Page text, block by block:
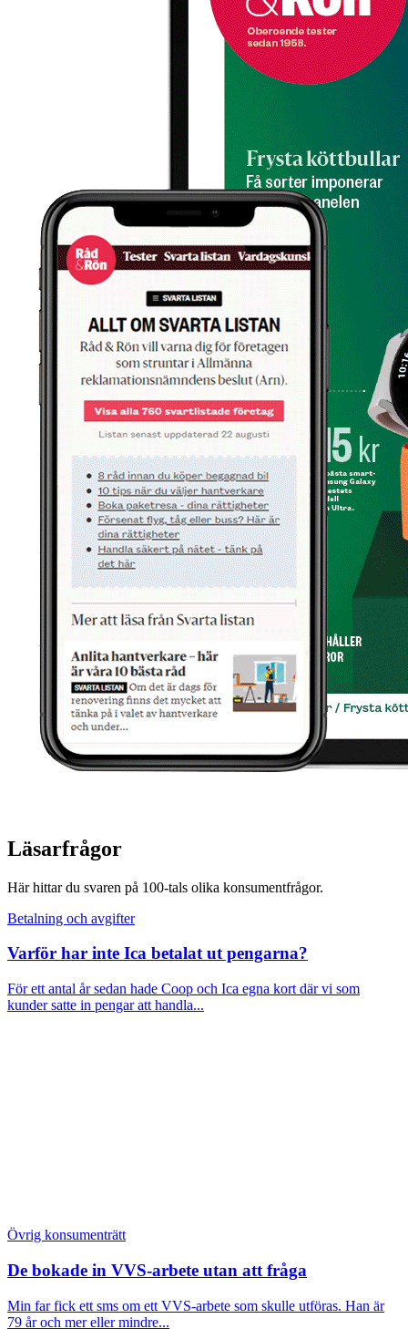
Läsarfrågor
Här hittar du svaren på 100-tals olika konsumentfrågor.
Betalning och avgifter
Varför har inte Ica betalat ut pengarna?
För ett antal år sedan hade Coop och Ica egna kort där vi som
kunder satte in pengar att handla...
Övrig konsumenträtt
De bokade in VVS-arbete utan att fråga
Min far fick ett sms om ett VVS-arbete som skulle utföras. Han är
79 år och mer eller mindre...